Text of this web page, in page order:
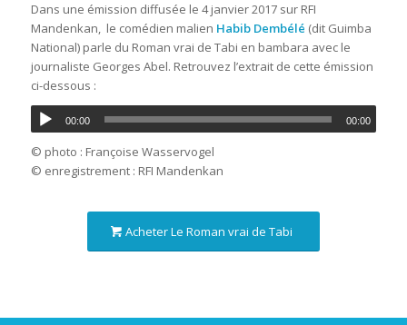
Dans une émission diffusée le 4 janvier 2017 sur RFI
Mandenkan, le comédien malien Habib Dembélé (dit Guimba
National) parle du Roman vrai de Tabi en bambara avec le
journaliste Georges Abel. Retrouvez l’extrait de cette émission
ci-dessous :
00:00 00:00
© photo : Françoise Wasservogel
© enregistrement : RFI Mandenkan
Acheter Le Roman vrai de Tabi